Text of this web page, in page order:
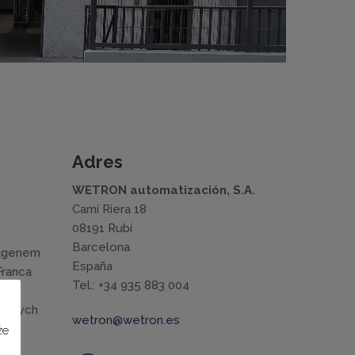
Adres
WETRON automatización, S.A.
Camí Riera 18
08191 Rubí
Barcelona
España
Tel.: +34 935 883 004
wetron@wetron.es